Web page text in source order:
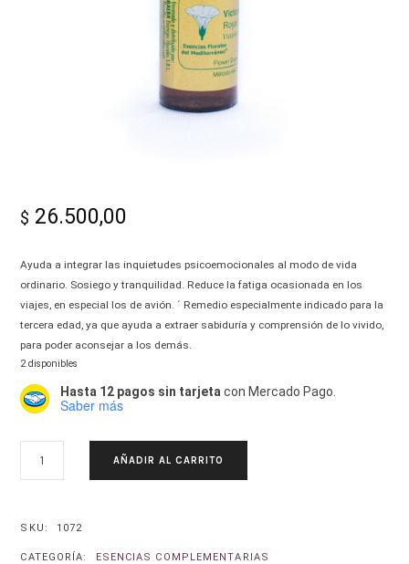
$ 26.500,00
Ayuda a integrar las inquietudes psicoemocionales al modo de vida
ordinario. Sosiego y tranquilidad. Reduce la fatiga ocasionada en los
viajes, en especial los de avión. ´ Remedio especialmente indicado para la
tercera edad, ya que ayuda a extraer sabiduría y comprensión de lo vivido,
para poder aconsejar a los demás.
2 disponibles
Hasta 12 pagos sin tarjeta con Mercado Pago.
Saber más
SAGE.
CANTIDAD
AÑADIR AL CARRITO
SKU: 1072
CATEGORÍA: ESENCIAS COMPLEMENTARIAS